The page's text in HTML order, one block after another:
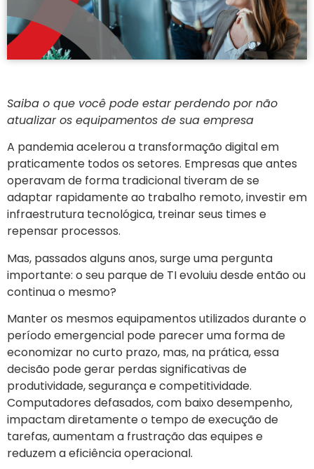
Saiba o que você pode estar perdendo por não
atualizar os equipamentos de sua empresa
A pandemia acelerou a transformação digital em
praticamente todos os setores. Empresas que antes
operavam de forma tradicional tiveram de se
adaptar rapidamente ao trabalho remoto, investir em
infraestrutura tecnológica, treinar seus times e
repensar processos.
Mas, passados alguns anos, surge uma pergunta
importante: o seu parque de TI evoluiu desde então ou
continua o mesmo?
Manter os mesmos equipamentos utilizados durante o
período emergencial pode parecer uma forma de
economizar no curto prazo, mas, na prática, essa
decisão pode gerar perdas significativas de
produtividade, segurança e competitividade.
Computadores defasados, com baixo desempenho,
impactam diretamente o tempo de execução de
tarefas, aumentam a frustração das equipes e
reduzem a eficiência operacional.